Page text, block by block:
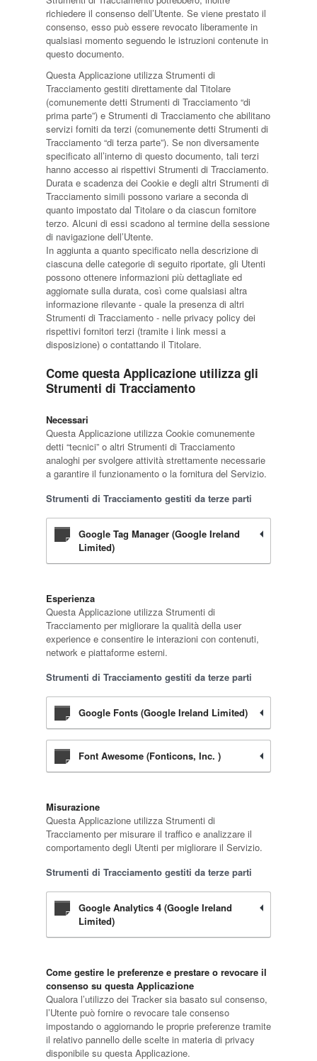
richiedere il consenso dell’Utente. Se viene prestato il
consenso, esso può essere revocato liberamente in
qualsiasi momento seguendo le istruzioni contenute in
questo documento.
Questa Applicazione utilizza Strumenti di
Tracciamento gestiti direttamente dal Titolare
(comunemente detti Strumenti di Tracciamento “di
prima parte”) e Strumenti di Tracciamento che abilitano
servizi forniti da terzi (comunemente detti Strumenti di
Tracciamento “di terza parte”). Se non diversamente
specificato all’interno di questo documento, tali terzi
hanno accesso ai rispettivi Strumenti di Tracciamento.
Durata e scadenza dei Cookie e degli altri Strumenti di
Tracciamento simili possono variare a seconda di
quanto impostato dal Titolare o da ciascun fornitore
terzo. Alcuni di essi scadono al termine della sessione
di navigazione dell’Utente.
In aggiunta a quanto specificato nella descrizione di
ciascuna delle categorie di seguito riportate, gli Utenti
possono ottenere informazioni più dettagliate ed
aggiornate sulla durata, così come qualsiasi altra
informazione rilevante - quale la presenza di altri
Strumenti di Tracciamento - nelle privacy policy dei
rispettivi fornitori terzi (tramite i link messi a
disposizione) o contattando il Titolare.
Come questa Applicazione utilizza gli
Strumenti di Tracciamento
Necessari
Questa Applicazione utilizza Cookie comunemente
detti “tecnici” o altri Strumenti di Tracciamento
analoghi per svolgere attività strettamente necessarie
a garantire il funzionamento o la fornitura del Servizio.
Strumenti di Tracciamento gestiti da terze parti
Google Tag Manager (Google Ireland
Limited)
Esperienza
Questa Applicazione utilizza Strumenti di
Tracciamento per migliorare la qualità della user
experience e consentire le interazioni con contenuti,
network e piattaforme esterni.
Strumenti di Tracciamento gestiti da terze parti
Google Fonts (Google Ireland Limited)
Font Awesome (Fonticons, Inc. )
Misurazione
Questa Applicazione utilizza Strumenti di
Tracciamento per misurare il traffico e analizzare il
comportamento degli Utenti per migliorare il Servizio.
Strumenti di Tracciamento gestiti da terze parti
Google Analytics 4 (Google Ireland
Limited)
Come gestire le preferenze e prestare o revocare il
consenso su questa Applicazione
Qualora l’utilizzo dei Tracker sia basato sul consenso,
l’Utente può fornire o revocare tale consenso
impostando o aggiornando le proprie preferenze tramite
il relativo pannello delle scelte in materia di privacy
disponibile su questa Applicazione.